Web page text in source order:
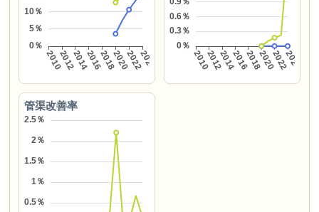
管渠改善率